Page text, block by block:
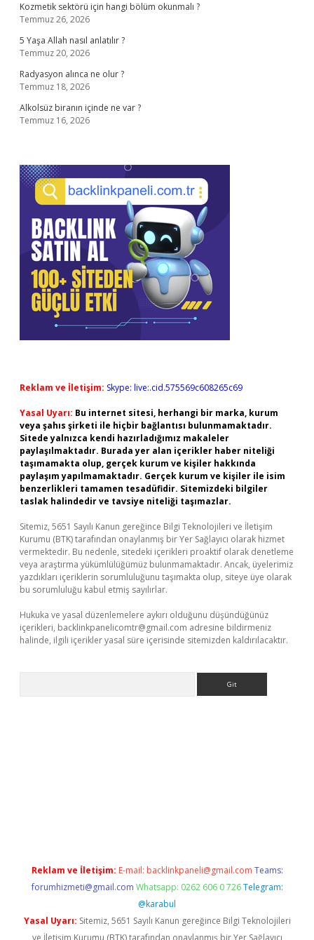
Kozmetik sektörü için hangi bölüm okunmalı ?
Temmuz 26, 2026
5 Yaşa Allah nasıl anlatılır ?
Temmuz 20, 2026
Radyasyon alınca ne olur ?
Temmuz 18, 2026
Alkolsüz biranın içinde ne var ?
Temmuz 16, 2026
Reklam ve İletişim: Skype: live:.cid.575569c608265c69
Yasal Uyarı: Bu internet sitesi, herhangi bir marka, kurum
veya şahıs şirketi ile hiçbir bağlantısı bulunmamaktadır.
Sitede yalnızca kendi hazırladığımız makaleler
paylaşılmaktadır. Burada yer alan içerikler haber niteliği
taşımamakta olup, gerçek kurum ve kişiler hakkında
paylaşım yapılmamaktadır. Gerçek kurum ve kişiler ile isim
benzerlikleri tamamen tesadüfidir. Sitemizdeki bilgiler
taslak halindedir ve tavsiye niteliği taşımazlar.
Sitemiz, 5651 Sayılı Kanun gereğince Bilgi Teknolojileri ve İletişim
Kurumu (BTK) tarafından onaylanmış bir Yer Sağlayıcı olarak hizmet
vermektedir. Bu nedenle, sitedeki içerikleri proaktif olarak denetleme
veya araştırma yükümlülüğümüz bulunmamaktadır. Ancak, üyelerimiz
yazdıkları içeriklerin sorumluluğunu taşımakta olup, siteye üye olarak
bu sorumluluğu kabul etmiş sayılırlar.
Hukuka ve yasal düzenlemelere aykırı olduğunu düşündüğünüz
içerikleri, backlinkpanelicomtr@gmail.com adresine bildirmeniz
halinde, ilgili içerikler yasal süre içerisinde sitemizden kaldırılacaktır.
Reklam ve İletişim: E-mail: backlinkpaneli@gmail.com Teams:
forumhizmeti@gmail.com Whatsapp: 0262 606 0 726 Telegram:
@karabul
Yasal Uyarı: Sitemiz, 5651 Sayılı Kanun gereğince Bilgi Teknolojileri
ve İletişim Kurumu (BTK) tarafından onaylanmış bir Yer Sağlayıcı